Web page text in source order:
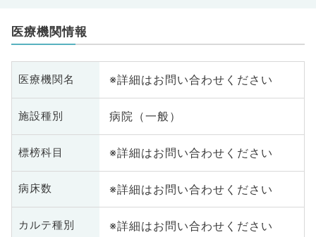
医療機関情報
医療機関名 ※詳細はお問い合わせください
施設種別 病院（一般）
標榜科目 ※詳細はお問い合わせください
病床数 ※詳細はお問い合わせください
カルテ種別 ※詳細はお問い合わせください